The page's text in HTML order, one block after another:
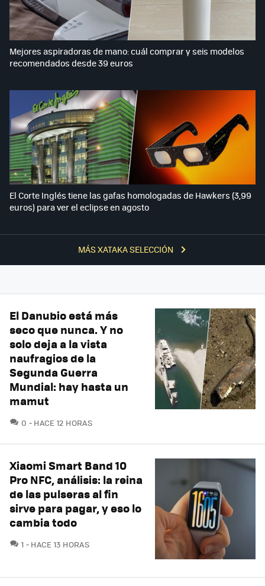
MÁS XATAKA SELECCIÓN
Mejores aspiradoras de mano: cuál comprar y seis modelos
recomendados desde 39 euros
El Corte Inglés tiene las gafas homologadas de Hawkers (3,99
euros) para ver el eclipse en agosto
El Danubio está más
seco que nunca. Y no
solo deja a la vista
naufragios de la
Segunda Guerra
Mundial: hay hasta un
mamut
0 COMENTARIOS
HACE 12 HORAS
Xiaomi Smart Band 10
Pro NFC, análisis: la reina
de las pulseras al fin
sirve para pagar, y eso lo
cambia todo
1 COMENTARIOS
HACE 13 HORAS